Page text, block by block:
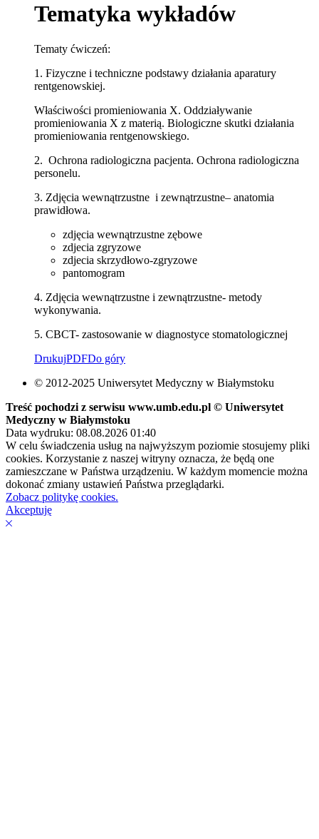
Tematyka wykładów
Tematy ćwiczeń:
1. Fizyczne i techniczne podstawy działania aparatury
rentgenowskiej.
Właściwości promieniowania X. Oddziaływanie
promieniowania X z materią. Biologiczne skutki działania
promieniowania rentgenowskiego.
2. Ochrona radiologiczna pacjenta. Ochrona radiologiczna
personelu.
3. Zdjęcia wewnątrzustne i zewnątrzustne– anatomia
prawidłowa.
zdjęcia wewnątrzustne zębowe
zdjecia zgryzowe
zdjecia skrzydłowo-zgryzowe
pantomogram
4. Zdjęcia wewnątrzustne i zewnątrzustne- metody
wykonywania.
5. CBCT- zastosowanie w diagnostyce stomatologicznej
DrukujPDFDo góry
© 2012-2025 Uniwersytet Medyczny w Białymstoku
Treść pochodzi z serwisu www.umb.edu.pl © Uniwersytet
Medyczny w Białymstoku
Data wydruku: 08.08.2026 01:40
W celu świadczenia usług na najwyższym poziomie stosujemy pliki
cookies. Korzystanie z naszej witryny oznacza, że będą one
zamieszczane w Państwa urządzeniu. W każdym momencie można
dokonać zmiany ustawień Państwa przeglądarki.
Zobacz politykę cookies.
Akceptuję